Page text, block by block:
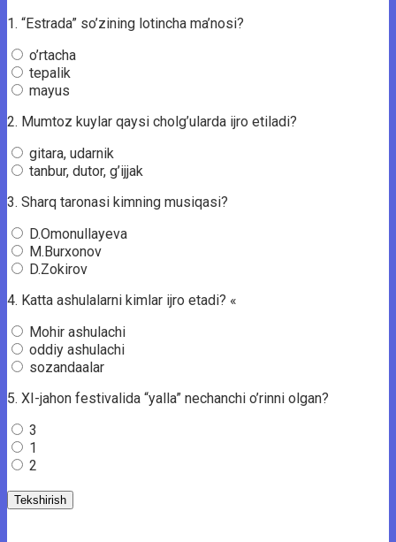
1. “Estrada” so’zining lotincha ma’nosi?
o’rtacha
tepalik
mayus
2. Mumtoz kuylar qaysi cholg’ularda ijro etiladi?
gitara, udarnik
tanbur, dutor, g’ijjak
3. Sharq taronasi kimning musiqasi?
D.Omonullayeva
M.Burxonov
D.Zokirov
4. Katta ashulalarni kimlar ijro etadi? «
Mohir ashulachi
oddiy ashulachi
sozandaalar
5. XI-jahon festivalida “yalla” nechanchi o’rinni olgan?
3
1
2